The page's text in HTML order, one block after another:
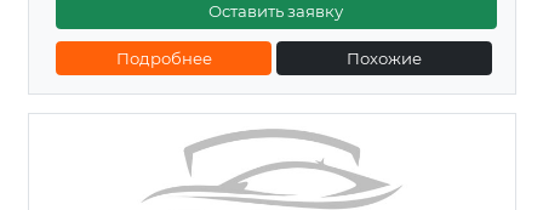
Оставить заявку
Подробнее Похожие